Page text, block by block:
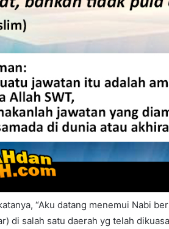
“Aku datang menemui Nabi
di salah satu daerah yg telah